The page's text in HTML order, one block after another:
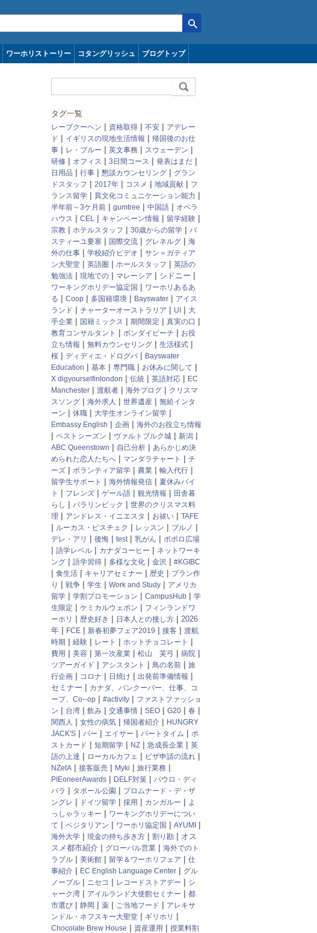
ワーホリストーリー コタングリッシュ ブログトップ
タグ一覧
レープクーヘン | 資格取得 | 不安 | アデレー
ド | イギリスの現地生活情報 | 帰国後のお仕
事 | レ・ブルー | 英文事務 | スウェーデン |
研修 | オフィス | 3日間コース | 発表はまだ |
日用品 | 行事 | 懇談カウンセリング | グラン
ドスタッフ | 2017年 | コスメ | 地域貢献 | フ
ランス留学 | 異文化コミュニケーション能力 |
半年前～3ケ月前 | gumtree | 中国語 | オペラ
ハウス | CEL | キャンペーン情報 | 留学経験 |
宗教 | ホテルスタッフ | 30歳からの留学 | バ
スティーユ要塞 | 国際交流 | グレネルグ | 海
外の仕事 | 学校紹介ビデオ | サン＝ガティア
ン大聖堂 | 英語圏 | ホールスタッフ | 英語の
勉強法 | 現地での | マレーシア | シドニー |
ワーキングホリデー協定国 | ワーホリあるあ
る | Coop | 多国籍環境 | Bayswater | アイス
ランド | チャーターオーストラリア | UI | 大
手企業 | 国籍ミックス | 期間限定 | 真実の口 |
教育コンサルタント | ボンダイビーチ | お役
立ち情報 | 無料カウンセリング | 生活様式 |
桜 | ディディエ・ドログバ| Bayswater
Education | 基本 | 専門職 | お休みに関して |
X digyourselfinlondon | 伝統 | 英語対応 | EC
Manchester | 渡航者 | 海外ブログ | クリスマ
スソング | 海外求人 | 世界遺産 | 無給インタ
ーン | 休職 | 大学生オンライン留学 |
Embassy English | 企画 | 海外のお役立ち情報
| ベストシーズン | ヴァルトブルク城 | 新潟 |
ABC Queenstown | 自己分析 | あらかじめ決
められた恋人たちへ | マンダラチャート | チ
ーズ | ボランティア留学 | 農業 | 輸入代行 |
留学生サポート | 海外情報発信 | 夏休みバイ
ト | フレンズ | ゲール語 | 観光情報 | 田舎暮
らし | パラリンピック | 世界のクリスマス料
理 | アンドレス・イニエスタ | お祓い | TAFE
| ルーカス・ピスチェク | レッスン | ブルノ |
デレ・アリ | 後悔 | test | 乳がん | ポポロ広場
| 語学レベル | カナダコーヒー | ネットワーキ
ング | 語学習得 | 多様な文化 | 金沢 | #KGIBC
| 食生活 | キャリアセミナー | 歴史 | プラン作
り | 戦争 | 学生 | Work and Study | アメリカ
留学 | 学割プロモーション | CampusHub | 学
生限定 | ケミカルウェポン | フィンランドワ
ーホリ | 歴史好き | 日本人との接し方 | 2026
年 | FCE | 新春初夢フェア2019 | 接客 | 渡航
時期 | 経験 | レート | ホットチョコレート |
費用 | 美容 | 第一次産業 | 松山 芙弓 | 病院 |
ツアーガイド | アシスタント | 鳥の名前 | 旅
行企画 | コロナ | 日焼け | 出発前準備情報 |
セミナー | カナダ、バンクーバー、仕事、コ
ープ、Co--op | #activity | ファストファッショ
ン | 台湾 | 飲み | 交通事情 | SEO | G20 | 春 |
関西人 | 女性の病気 | 帰国者紹介 | HUNGRY
JACK'S | バー | エイサー | パートタイム | ポ
ストカード | 短期留学 | NZ | 急成長企業 | 英
語の上達 | ローカルカフェ | ビザ申請の流れ |
NZetA | 接客販売 | Myki | 旅行業務 |
PIEoneerAwards | DELF対策 | パウロ・ディ
バラ | タボール公園 | プロムナード・デ・ザ
ングレ | ドイツ留学 | 採用 | カンガルー | よ
っしゃラッキー | ワーキングホリデーについ
て | ベジタリアン | ワーホリ協定国 | AYUMI |
海外大学 | 現金の持ち歩き方 | 割り勘 | オス
スメ都市紹介 | グローバル営業 | 海外でのト
ラブル | 美術館 | 留学＆ワーホリフェア | 仕
事紹介 | EC English Language Center | グル
ノーブル | ニセコ | レコードストアデー | シ
ャーク湾 | アイルランド大使館セミナー | 都
市選び | 静岡 | 薬 | ご当地フード | アレキサ
ンドル・ネフスキー大聖堂 | ギリホリ |
Chocolate Brew House | 資産運用 | 授業料割